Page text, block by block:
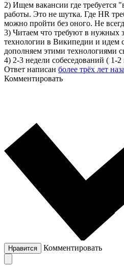
2) Ищем вакансии где требуется
работы. Это не шутка. Где HR
можно пройти без оного. Не
3) Читаем что требуют в нужных
технологии в Википедии и идем
дополняем этими технологиями
4) 2-3 недели собеседований ( 1-2
Ответ написан более трёх лет
Комментировать
Нравится Комментировать